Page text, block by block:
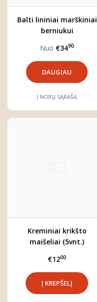
Balti lininiai marškiniai
berniukui
Nuo €3490
DAUGIAU
Į NORŲ SĄRAŠĄ
Kreminiai krikšto
maišeliai (5vnt.)
€1200